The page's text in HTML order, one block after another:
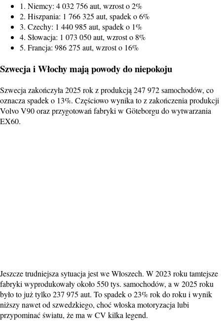
1. Niemcy: 4 032 756 aut, wzrost o 2%
2. Hiszpania: 1 766 325 aut, spadek o 6%
3. Czechy: 1 440 985 aut, spadek o 1%
4. Słowacja: 1 073 050 aut, wzrost o 8%
5. Francja: 986 275 aut, wzrost o 16%
Szwecja i Włochy mają powody do niepokoju
Szwecja zakończyła 2025 rok z produkcją 247 972 samochodów, co
oznacza spadek o 13%. Częściowo wynika to z zakończenia produkcji
Volvo V90 oraz przygotowań fabryki w Göteborgu do wytwarzania
EX60.
Jeszcze trudniejsza sytuacja jest we Włoszech. W 2023 roku tamtejsze
fabryki wyprodukowały około 550 tys. samochodów, a w 2025 roku
było to już tylko 237 975 aut. To spadek o 23% rok do roku i wynik
niższy nawet od szwedzkiego, choć włoska motoryzacja lubi
przypominać światu, że ma w CV kilka legend.